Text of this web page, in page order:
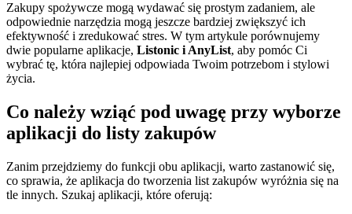
Zakupy spożywcze mogą wydawać się prostym zadaniem, ale
odpowiednie narzędzia mogą jeszcze bardziej zwiększyć ich
efektywność i zredukować stres. W tym artykule porównujemy
dwie popularne aplikacje, Listonic i AnyList, aby pomóc Ci
wybrać tę, która najlepiej odpowiada Twoim potrzebom i stylowi
życia.
Co należy wziąć pod uwagę przy wyborze
aplikacji do listy zakupów
Zanim przejdziemy do funkcji obu aplikacji, warto zastanowić się,
co sprawia, że aplikacja do tworzenia list zakupów wyróżnia się na
tle innych. Szukaj aplikacji, które oferują: